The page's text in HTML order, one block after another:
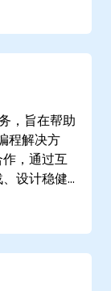
的大数据
Python库
略部署。
强现有系
提供。我们
桌面环境
者，我们
所在地或
-- 您的
，旨在帮助
程解决方
，通过互
设计稳健
全的交互
进入您的
我们的顾
的